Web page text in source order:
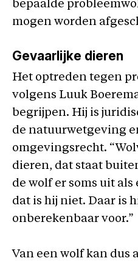
bepaalde
mogen worden
Gevaarlijke dieren
Het optreden tegen
volgens Luuk
begrijpen. Hij is
de natuurwetgeving
omgevingsrecht.
dieren, dat staat
de wolf er soms uit
dat is hij niet. Daar is
onberekenbaar voor.”
Van een wolf kan dus